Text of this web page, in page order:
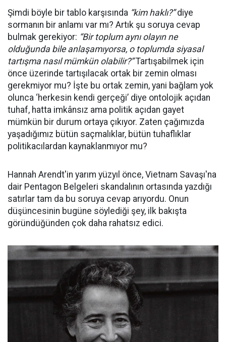
Şimdi böyle bir tablo karşısında “kim haklı?”diye
sormanın bir anlamı var mı? Artık şu soruya cevap
bulmak gerekiyor: “Bir toplum aynı olayın ne
olduğunda bile anlaşamıyorsa, o toplumda siyasal
tartışma nasıl mümkün olabilir?”Tartışabilmek için
önce üzerinde tartışılacak ortak bir zemin olması
gerekmiyor mu? İşte bu ortak zemin, yani bağlam yok
olunca ‘herkesin kendi gerçeği’ diye ontolojik açıdan
tuhaf, hatta imkânsız ama politik açıdan gayet
mümkün bir durum ortaya çıkıyor. Zaten çağımızda
yaşadığımız bütün saçmalıklar, bütün tuhaflıklar
politikacılardan kaynaklanmıyor mu?
Hannah Arendt'in yarım yüzyıl önce, Vietnam Savaşı'na
dair Pentagon Belgeleri skandalının ortasında yazdığı
satırlar tam da bu soruya cevap arıyordu. Onun
düşüncesinin bugüne söylediği şey, ilk bakışta
göründüğünden çok daha rahatsız edici.